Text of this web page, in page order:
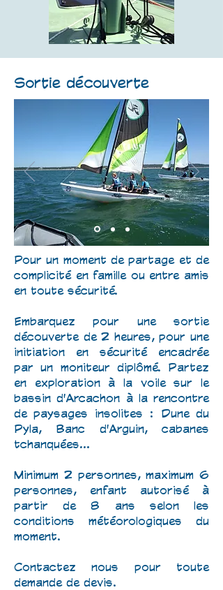
Sortie découverte
Pour un moment de partage et de
complicité en famille ou entre amis
en toute sécurité.
Embarquez pour une sortie
découverte de 2 heures, pour une
initiation en sécurité encadrée
par un moniteur diplômé. Partez
en exploration à la voile sur le
bassin d'Arcachon à la rencontre
de paysages insolites : Dune du
Pyla, Banc d'Arguin, cabanes
tchanquées...
Minimum 2 personnes, maximum 6
personnes, enfant autorisé à
partir de 8 ans selon les
conditions météorologiques du
moment.
Contactez nous pour toute
demande de devis.